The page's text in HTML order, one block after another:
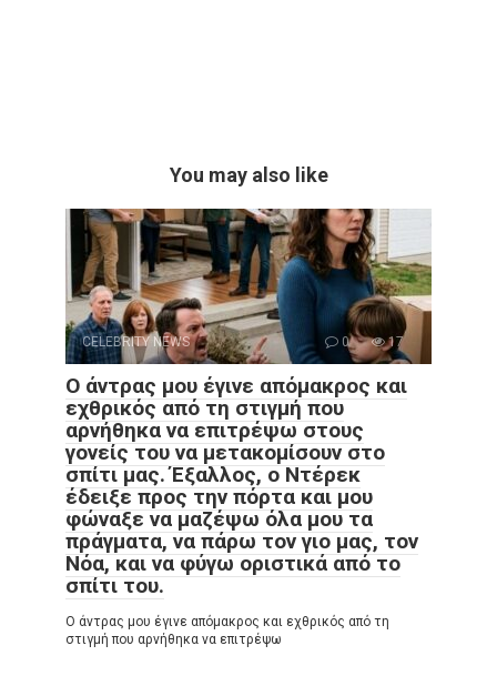
You may also like
CELEBRITY NEWS 0 17
Ο άντρας μου έγινε απόμακρος και
εχθρικός από τη στιγμή που
αρνήθηκα να επιτρέψω στους
γονείς του να μετακομίσουν στο
σπίτι μας. Έξαλλος, ο Ντέρεκ
έδειξε προς την πόρτα και μου
φώναξε να μαζέψω όλα μου τα
πράγματα, να πάρω τον γιο μας, τον
Νόα, και να φύγω οριστικά από το
σπίτι του.
Ο άντρας μου έγινε απόμακρος και εχθρικός από τη
στιγμή που αρνήθηκα να επιτρέψω